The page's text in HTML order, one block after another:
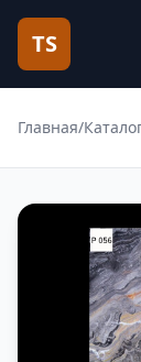
TS
Главная/